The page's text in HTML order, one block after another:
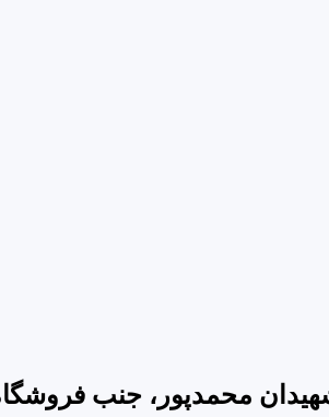
محمدپور، جنب